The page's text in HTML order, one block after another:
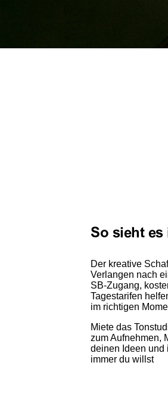
So sieht
Der kreative
Verlangen nach
SB-Zugang,
Tagestarifen
im richtigen
Miete das
zum Aufnehmen,
deinen Ideen und
immer du willst